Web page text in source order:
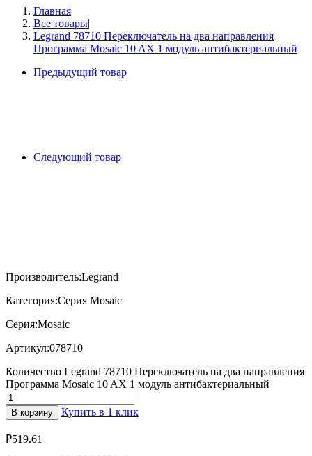
Главная|
Все товары|
Legrand 78710 Переключатель на два направления
Программа Mosaic 10 AX 1 модуль антибактериальный
Предыдущий товар
Следующий товар
Производитель:Legrand
Категория:Серия Mosaic
Серия:Mosaic
Артикул:078710
Количество Legrand 78710 Переключатель на два направления
Программа Mosaic 10 AX 1 модуль антибактериальный
В корзину Купить в 1 клик
₽519.61